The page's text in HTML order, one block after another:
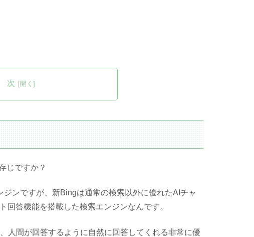
次
じですか？
ンですが、新Bingは通常の検索以外に優れたAIチャ
回答機能を搭載した検索エンジンなんです。
間が回答するように自然に回答してくれる非常に優